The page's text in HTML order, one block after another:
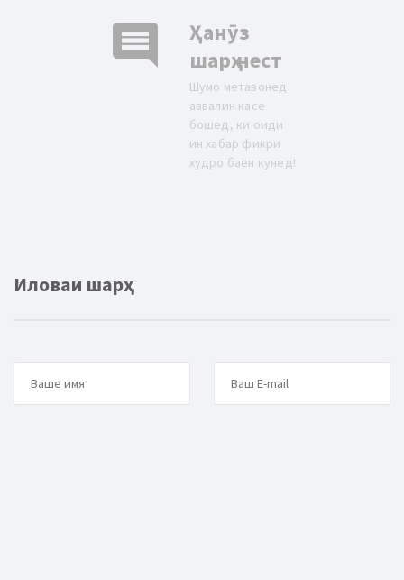
comment
Ҳанӯз
шарҳ нест
Шумо метавонед
аввалин касе
бошед, ки оиди
ин хабар фикри
худро баён кунед!
Иловаи шарҳ